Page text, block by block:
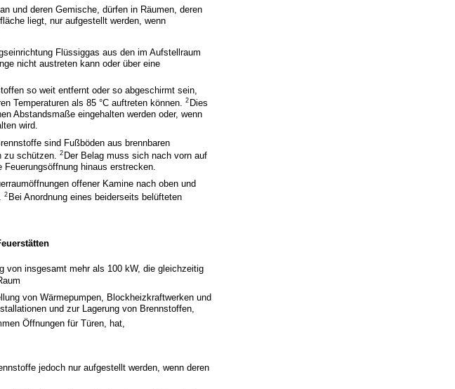
und deren Gemische, dürfen in Räumen, deren
liegt, nur aufgestellt werden, wenn
Flüssiggas aus den im Aufstellraum
nicht austreten kann oder über eine
so weit entfernt oder so abgeschirmt sein,
Temperaturen als 85 °C auftreten können.2 Dies
Abstandsmaße eingehalten werden oder, wenn
wird.
sind Fußböden aus brennbaren
zu schützen.2 Der Belag muss sich nach vorn auf
hinaus erstrecken.
offener Kamine nach oben und
2 Bei Anordnung eines beiderseits belüfteten
von insgesamt mehr als 100 kW, die gleichzeitig
von Wärmepumpen, Blockheizkraftwerken und
und zur Lagerung von Brennstoffen,
Öffnungen für Türen, hat,
jedoch nur aufgestellt werden, wenn deren